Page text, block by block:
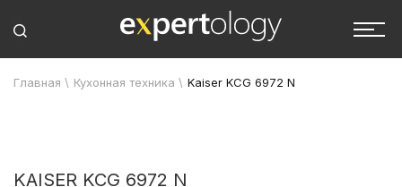
Главная \ Кухонная техника \ Kaiser KCG 6972 N
KAISER KCG 6972 N